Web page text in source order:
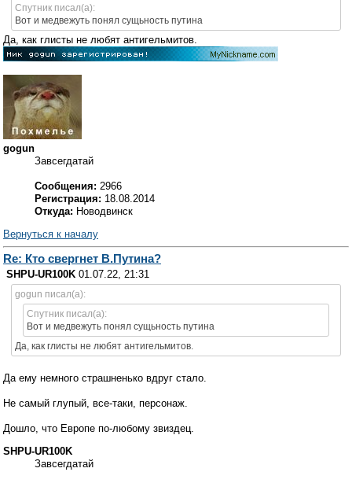
Спутник писал(а):
Вот и медвежуть понял сущьность путина
Да, как глисты не любят антигельмитов.
gogun
Завсегдатай
Сообщения: 2966
Регистрация: 18.08.2014
Откуда: Новодвинск
Вернуться к началу
Re: Кто свергнет В.Путина?
SHPU-UR100K 01.07.22, 21:31
gogun писал(а):
Спутник писал(а):
Вот и медвежуть понял сущьность путина
Да, как глисты не любят антигельмитов.
Да ему немного страшненько вдруг стало.
Не самый глупый, все-таки, персонаж.
Дошло, что Европе по-любому звиздец.
SHPU-UR100K
Завсегдатай